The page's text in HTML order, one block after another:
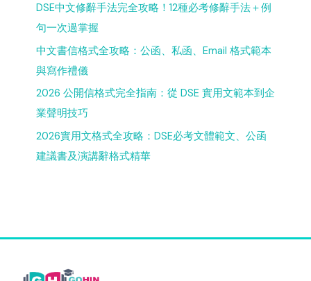
DSE中文修辭手法完全攻略！12種必考修辭手法＋例
句一次過掌握
中文書信格式全攻略：公函、私函、Email 格式範本
與寫作禮儀
2026 公開信格式完全指南：從 DSE 實用文範本到企
業聲明技巧
2026實用文格式全攻略：DSE必考文體範文、公函
建議書及演講辭格式精華